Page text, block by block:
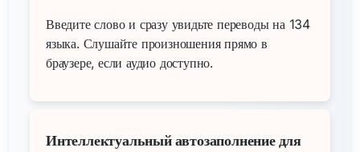
Введите слово и сразу увидьте переводы на 134
языка. Слушайте произношения прямо в
браузере, если аудио доступно.
Интеллектуальный автозаполнение для